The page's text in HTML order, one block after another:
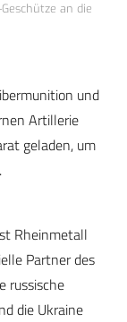
an die
und
Artillerie
geladen, um
Rheinmetall
Partner des
russische
die Ukraine